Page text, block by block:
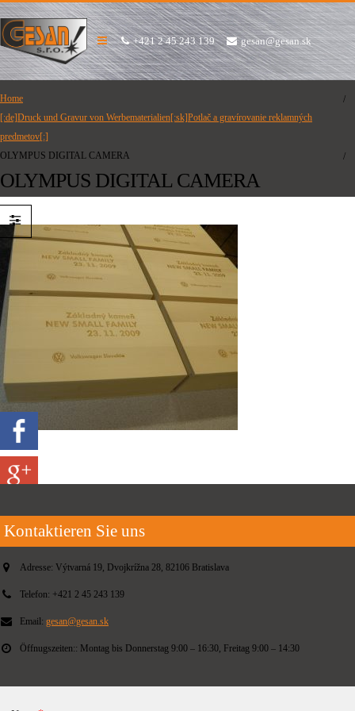
+421 2 45 243 139 gesan@gesan.sk
Home
[:de]Druck und Gravur von Werbematerialien[:sk]Potlač a gravírovanie reklamných
predmetov[:]
OLYMPUS DIGITAL CAMERA
OLYMPUS DIGITAL CAMERA
Kontaktieren Sie uns
Adresse: Výtvarná 19, Dvojkrížna 28, 82106 Bratislava
Telefon: +421 2 45 243 139
Email: gesan@gesan.sk
Öffnugszeiten:: Montag bis Donnerstag 9:00 – 16:30, Freitag 9:00 – 14:30